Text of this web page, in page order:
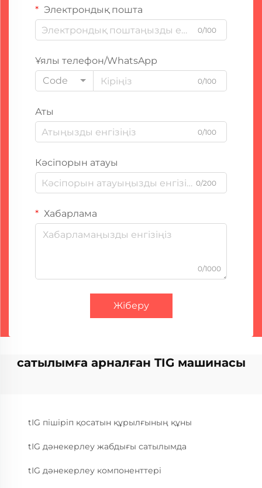
Электрондық пошта
0/100
Ұялы телефон/WhatsApp
Code
0/100
Аты
0/100
Кәсіпорын атауы
0/200
Хабарлама
0/1000
Жіберу
сатылымға арналған TIG машинасы
tIG пішіріп қосатын құрылғының құны
tIG дәнекерлеу жабдығы сатылымда
tIG дәнекерлеу компоненттері